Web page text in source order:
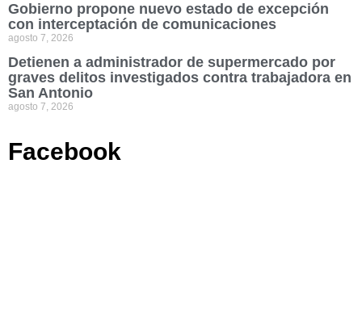
Gobierno propone nuevo estado de excepción
con interceptación de comunicaciones
agosto 7, 2026
Detienen a administrador de supermercado por
graves delitos investigados contra trabajadora en
San Antonio
agosto 7, 2026
Facebook